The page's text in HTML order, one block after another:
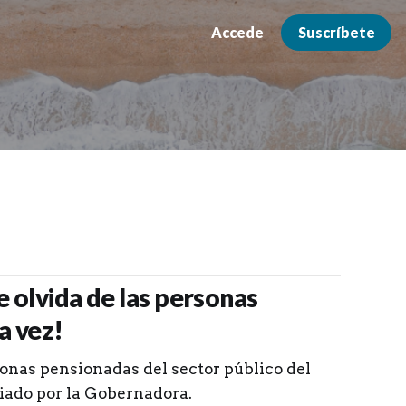
Accede Suscríbete
olvida de las personas
vez!
pensionadas del sector público del
por la Gobernadora.